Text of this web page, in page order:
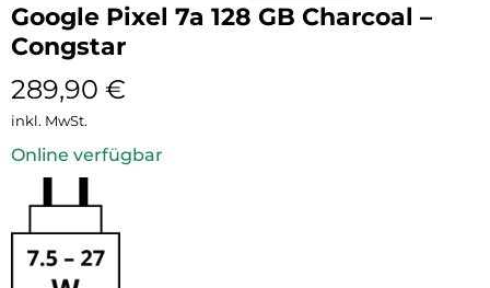
Google Pixel 7a 128 GB Charcoal –
Congstar
289,90 €
inkl. MwSt.
Online verfügbar